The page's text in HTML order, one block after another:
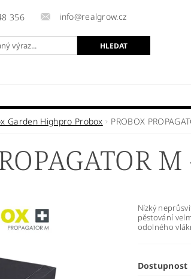
356 info@realgrow.cz
Garden Highpro Probox PROBOX
Nízký
pěstování
odolného
Dostupnost